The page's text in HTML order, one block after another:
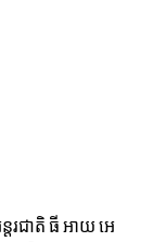
រជាតិ ធី អាយ អេ